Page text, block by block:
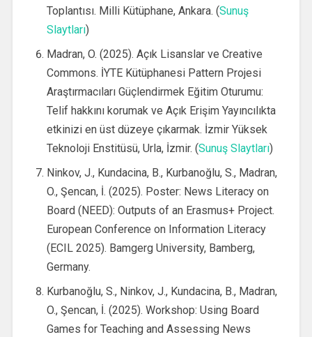
Toplantısı. Milli Kütüphane, Ankara. (Sunuş
Slaytları)
Madran, O. (2025). Açık Lisanslar ve Creative
Commons. İYTE Kütüphanesi Pattern Projesi
Araştırmacıları Güçlendirmek Eğitim Oturumu:
Telif hakkını korumak ve Açık Erişim Yayıncılıkta
etkinizi en üst düzeye çıkarmak. İzmir Yüksek
Teknoloji Enstitüsü, Urla, İzmir. (Sunuş Slaytları)
Ninkov, J., Kundacina, B., Kurbanoğlu, S., Madran,
O., Şencan, İ. (2025). Poster: News Literacy on
Board (NEED): Outputs of an Erasmus+ Project.
European Conference on Information Literacy
(ECIL 2025). Bamgerg University, Bamberg,
Germany.
Kurbanoğlu, S., Ninkov, J., Kundacina, B., Madran,
O., Şencan, İ. (2025). Workshop: Using Board
Games for Teaching and Assessing News